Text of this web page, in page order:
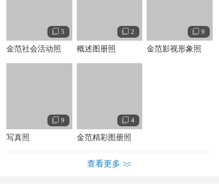
菲主演的爱情剧《Dream
》中饰演一名少年格斗选手，获得
SBS演技大赏新人奖 。9月参演情景喜剧剧《穿透屋顶的
。12
月主演电影《飞翔》，在片中破格扮演一名
大学生 。
月搭档安芝玄主演微电影《再见，首
尔》。9 拍摄2010年韩国旅游观光短剧《一天》
5
金范社会活动照
2
概述图册照
9
金范影视形象照
9
写真照
4
金范精彩图册照
查看更多